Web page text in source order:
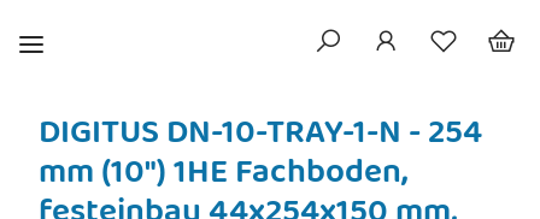
DIGITUS DN-10-TRAY-1-N - 254
mm (10") 1HE Fachboden,